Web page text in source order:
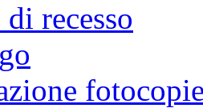
recesso